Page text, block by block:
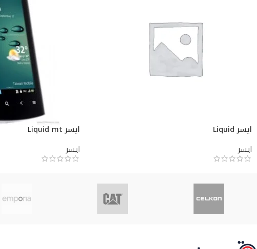
ايسر Liquid
ايسر
ايسر Liquid mt
ايسر